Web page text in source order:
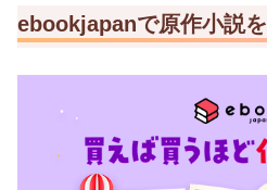
ebookjapanで原作小説